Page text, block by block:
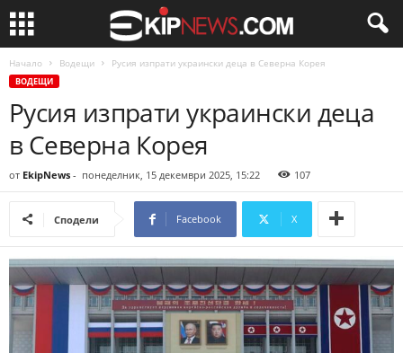
Начало Водещи Русия изпрати украински деца в Северна Корея
ВОДЕЩИ
Русия изпрати украински деца
в Северна Корея
от EkipNews - понеделник, 15 декември 2025, 15:22 107
Сподели Facebook X